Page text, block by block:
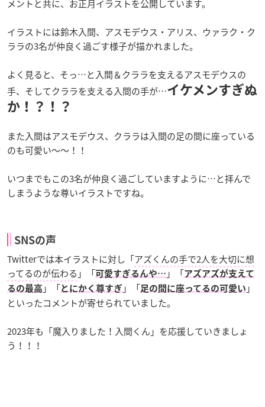
メントと共に、お正月イラストを公開しています。
イラストには鈴木入間、アスモデウス・アリス、ウァラク・ク
ララの3名が仲良く過ごす様子が描かれました。
よく見ると、そっ…と入間＆クララを支えるアスモデウスの
手、そしてクララを支える入間の手が…イケメンすぎぬ
か！？！？
また入間はアスモデウス、クララは入間の足の間に座っている
のも可愛い～～！！
いつまでもこの3名が仲良く過ごしていますように…と拝んで
しまうような尊いイラストですね。
SNSの声
Twitterでは本イラストに対し「アズくんの手で2人を大切に想
ってるのが伝わる 」「可愛すぎるんや… 」「アズアズが支えて
るの最高 」「とにかく尊すぎ 」「足の間に座ってるの可愛い 」
といったコメントが寄せられていました。
2023年も「魔入りました！入間くん」を応援していきましょ
う！！！